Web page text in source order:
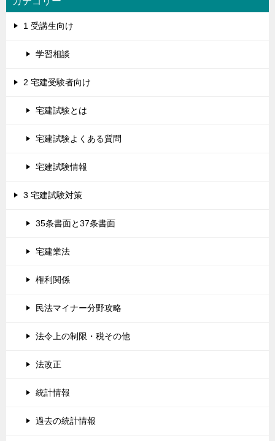
1 受講生向け
学習相談
2 宅建受験者向け
宅建試験とは
宅建試験よくある質問
宅建試験情報
3 宅建試験対策
35条書面と37条書面
宅建業法
権利関係
民法マイナー分野攻略
法令上の制限・税その他
法改正
統計情報
過去の統計情報